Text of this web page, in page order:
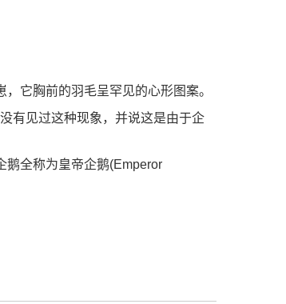
它胸前的羽毛呈罕见的心形图案。
有见过这种现象，并说这是由于企
全称为皇帝企鹅(Emperor